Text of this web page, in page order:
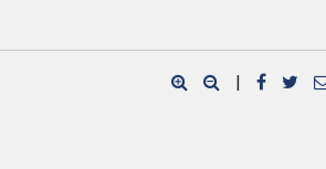
|